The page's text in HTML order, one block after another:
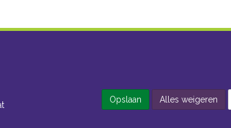
Opslaan Alles weigeren